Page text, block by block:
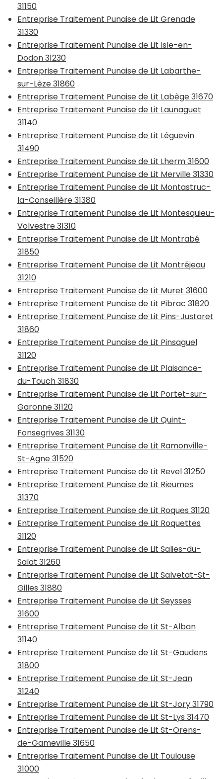
31150
Entreprise Traitement Punaise de Lit Grenade
31330
Entreprise Traitement Punaise de Lit Isle-en-
Dodon 31230
Entreprise Traitement Punaise de Lit Labarthe-
sur-Lèze 31860
Entreprise Traitement Punaise de Lit Labège 31670
Entreprise Traitement Punaise de Lit Launaguet
31140
Entreprise Traitement Punaise de Lit Léguevin
31490
Entreprise Traitement Punaise de Lit Lherm 31600
Entreprise Traitement Punaise de Lit Merville 31330
Entreprise Traitement Punaise de Lit Montastruc-
la-Conseillère 31380
Entreprise Traitement Punaise de Lit Montesquieu-
Volvestre 31310
Entreprise Traitement Punaise de Lit Montrabé
31850
Entreprise Traitement Punaise de Lit Montréjeau
31210
Entreprise Traitement Punaise de Lit Muret 31600
Entreprise Traitement Punaise de Lit Pibrac 31820
Entreprise Traitement Punaise de Lit Pins-Justaret
31860
Entreprise Traitement Punaise de Lit Pinsaguel
31120
Entreprise Traitement Punaise de Lit Plaisance-
du-Touch 31830
Entreprise Traitement Punaise de Lit Portet-sur-
Garonne 31120
Entreprise Traitement Punaise de Lit Quint-
Fonsegrives 31130
Entreprise Traitement Punaise de Lit Ramonville-
St-Agne 31520
Entreprise Traitement Punaise de Lit Revel 31250
Entreprise Traitement Punaise de Lit Rieumes
31370
Entreprise Traitement Punaise de Lit Roques 31120
Entreprise Traitement Punaise de Lit Roquettes
31120
Entreprise Traitement Punaise de Lit Salies-du-
Salat 31260
Entreprise Traitement Punaise de Lit Salvetat-St-
Gilles 31880
Entreprise Traitement Punaise de Lit Seysses
31600
Entreprise Traitement Punaise de Lit St-Alban
31140
Entreprise Traitement Punaise de Lit St-Gaudens
31800
Entreprise Traitement Punaise de Lit St-Jean
31240
Entreprise Traitement Punaise de Lit St-Jory 31790
Entreprise Traitement Punaise de Lit St-Lys 31470
Entreprise Traitement Punaise de Lit St-Orens-
de-Gameville 31650
Entreprise Traitement Punaise de Lit Toulouse
31000